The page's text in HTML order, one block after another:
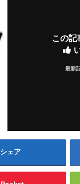
この記
最新
シェア